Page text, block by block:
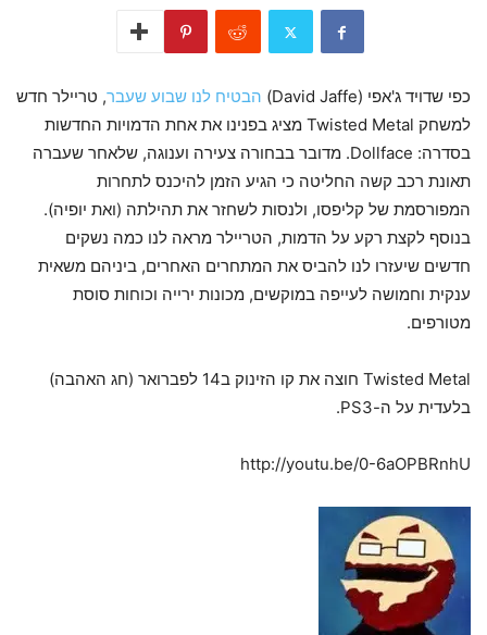
כפי שדויד ג'אפי (David Jaffe) הבטיח לנו שבוע שעבר, טריילר חדש
למשחק Twisted Metal מציג בפנינו את אחת הדמויות החדשות
בסדרה: Dollface. מדובר בבחורה צעירה וענוגה, שלאחר שעברה
תאונת רכב קשה החליטה כי הגיע הזמן להיכנס לתחרות
המפורסמת של קליפסו, ולנסות לשחזר את תהילתה (ואת יופיה).
בנוסף לקצת רקע על הדמות, הטריילר מראה לנו כמה נשקים
חדשים שיעזרו לנו להביס את המתחרים האחרים, ביניהם משאית
ענקית וחמושה לעייפה במוקשים, מכונות ירייה וכוחות סוסת
מטורפים.
Twisted Metal חוצה את קו הזינוק ב14 לפברואר (חג האהבה)
בלעדית על ה-PS3.
http://youtu.be/0-6aOPBRnhU